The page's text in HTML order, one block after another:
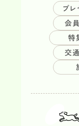
プレ
会
特
交